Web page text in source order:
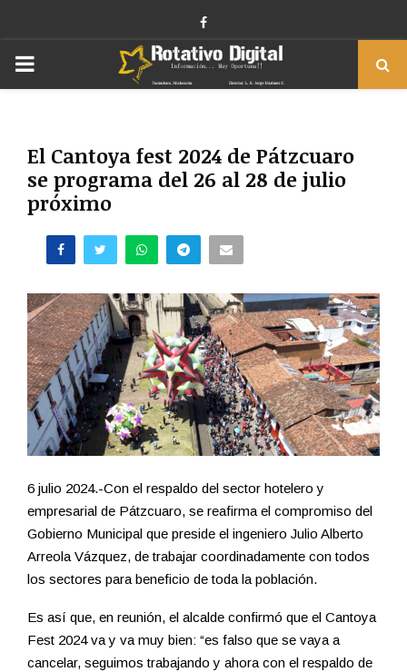
Facebook
PRIMARY
El Cantoya fest 2024 de Pátzcuaro
se programa del 26 al 28 de julio
próximo
6 julio 2024.-Con el respaldo del sector hotelero y
empresarial de Pátzcuaro, se reafirma el compromiso del
Gobierno Municipal que preside el ingeniero Julio Alberto
Arreola Vázquez, de trabajar coordinadamente con todos
los sectores para beneficio de toda la población.
Es así que, en reunión, el alcalde confirmó que el Cantoya
Fest 2024 va y va muy bien: “es falso que se vaya a
cancelar, seguimos trabajando y ahora con el respaldo de